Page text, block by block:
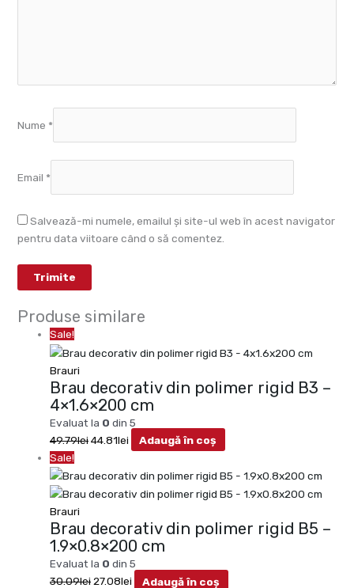
Nume *
Email *
Salvează-mi numele, emailul și site-ul web în acest navigator
pentru data viitoare când o să comentez.
Produse similare
Sale!
Brauri
Brau decorativ din polimer rigid B3 –
4×1.6×200 cm
Evaluat la 0 din 5
49.79lei44.81lei
Adaugă în coș
Sale!
Brauri
Brau decorativ din polimer rigid B5 –
1.9×0.8×200 cm
Evaluat la 0 din 5
30.09lei27.08lei Adaugă în coș